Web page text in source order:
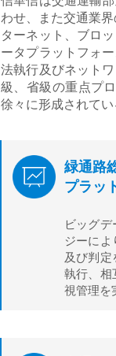
わせ、また交通業
ターネット、ブロ
ータプラットフォ
法執行及びネット
級、省級の重点プ
徐々に形成されてい
緑通路
プラッ
ビッグデ
ジーによ
及び判定
執行、相
視管理を